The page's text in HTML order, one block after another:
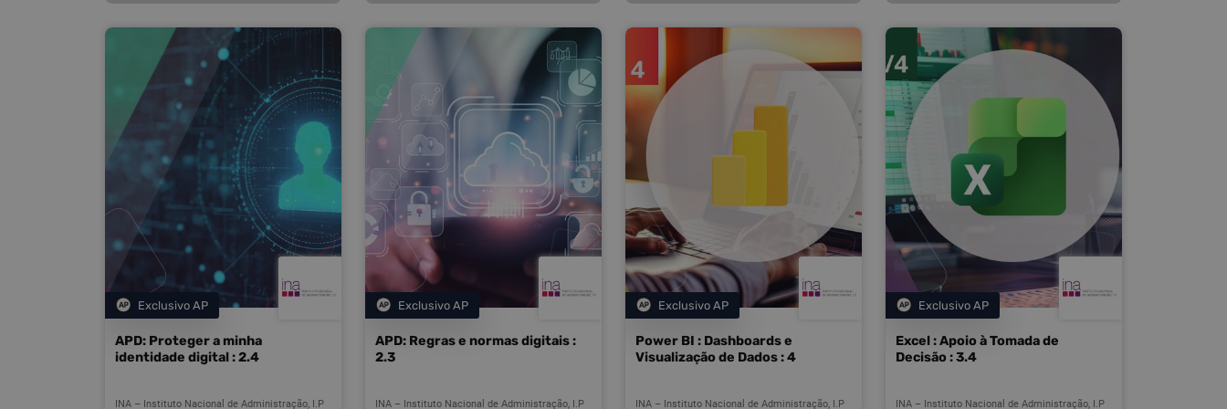
APD: Proteger a minha
identidade digital : 2.4
INA – Instituto Nacional de Administração, I.P
Categoria
Exclusivo AP
APD: Regras e normas digitais :
2.3
INA – Instituto Nacional de Administração, I.P
Categoria
Exclusivo AP
Power BI : Dashboards e
Visualização de Dados : 4
INA – Instituto Nacional de Administração, I.P
Categoria
Exclusivo AP
Excel : Apoio à Tomada de
Decisão : 3.4
INA – Instituto Nacional de Administração, I.P
Categoria
Exclusivo AP